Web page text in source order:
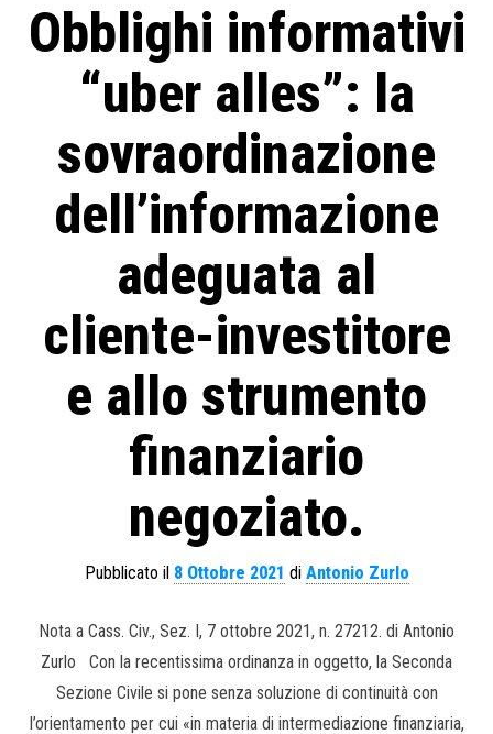
Obblighi informativi
“uber alles”: la
sovraordinazione
dell’informazione
adeguata al
cliente-investitore
e allo strumento
finanziario
negoziato.
Pubblicato il 8 Ottobre 2021 di Antonio Zurlo
Nota a Cass. Civ., Sez. I, 7 ottobre 2021, n. 27212. di Antonio
Zurlo Con la recentissima ordinanza in oggetto, la Seconda
Sezione Civile si pone senza soluzione di continuità con
l’orientamento per cui «in materia di intermediazione finanziaria,